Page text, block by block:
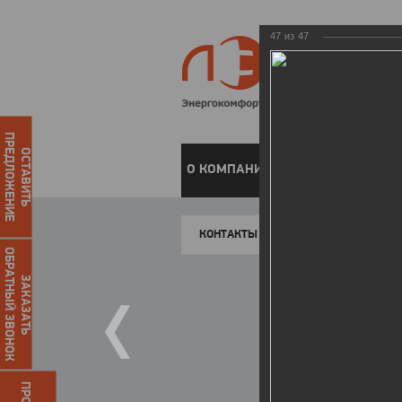
О КОМПАНИИ
КОНТАКТЫ
ОСТАВИТЬ
ПРЕДЛОЖЕНИЕ
ЗАКАЗАТЬ
ОБРАТНЫЙ ЗВОНОК
47 из 47